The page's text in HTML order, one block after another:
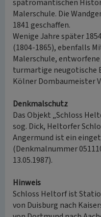
spätromantischen
Malerschule. Die
1841 geschaffen.
Wenige Jahre später
(1804-1865), ebenfalls
Malerschule,
turmartige neugotische
Kölner Dombaumeister
Denkmalschutz
Das Objekt „Schloss
sog. Dick, Heltorfer
Angermund ist ein
(Denkmalnummer
13.05.1987).
Hinweis
Schloss Heltorf ist
von Duisburg nach